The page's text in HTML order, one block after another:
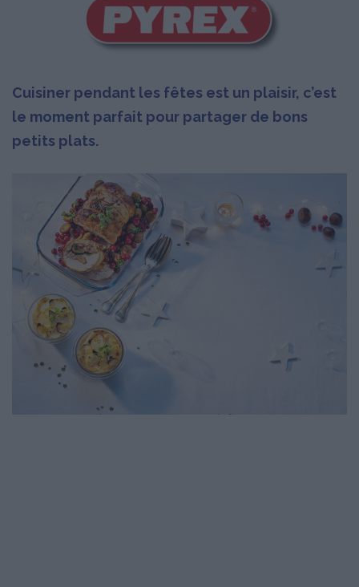
Cuisiner pendant les fêtes est un plaisir, c’est
le moment parfait pour partager de bons
petits plats.